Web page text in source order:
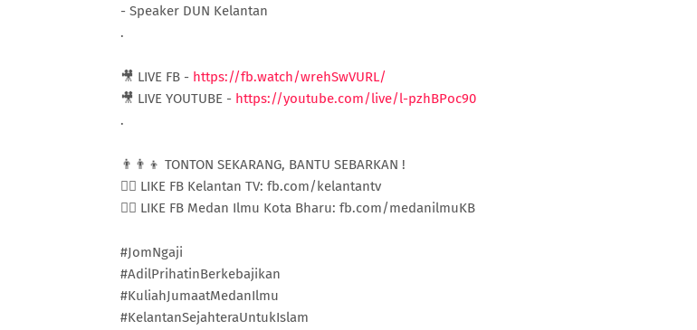
- Speaker DUN Kelantan
.
🎥 LIVE FB - https://fb.watch/wrehSwVURL/
🎥 LIVE YOUTUBE - https://youtube.com/live/l-pzhBPoc90
.
👨👨👦 TONTON SEKARANG, BANTU SEBARKAN !
👍🏼 LIKE FB Kelantan TV: fb.com/kelantantv
👍🏼 LIKE FB Medan Ilmu Kota Bharu: fb.com/medanilmuKB
#JomNgaji
#AdilPrihatinBerkebajikan
#KuliahJumaatMedanIlmu
#KelantanSejahteraUntukIslam